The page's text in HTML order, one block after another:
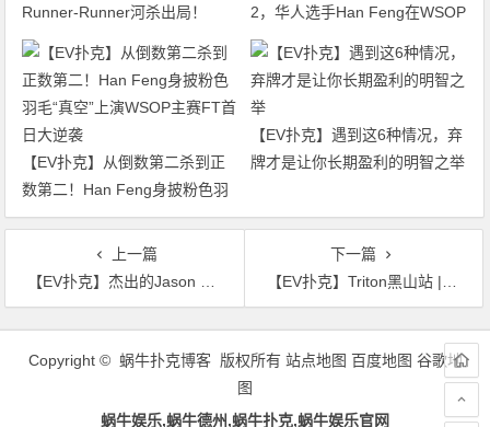
Runner-Runner河杀出局！
WSOP主赛迎来最终对决
2，华人选手Han Feng在WSOP
主赛FT逆袭成功
【EV扑克】从倒数第二杀到正
数第二！Han Feng身披粉色羽
毛“真空”上演WSOP主赛FT首日
【EV扑克】遇到这6种情况，弃
牌才是让你长期盈利的明智之举
上一篇
【EV扑克】杰出的Jason Koon在与导师Ben Tollerene的单挑对决中胜出，收获个人第11冠！【TRITON官方】
下一篇
【EV扑克】Triton黑山站 | 泰国第一Punnat Punsri获首场PLO赛事冠军，职业生涯总奖金2450w刀
文
Copyright © 蜗牛扑克博客 版权所有 站点地图 百度地图 谷歌地
图
蜗牛娱乐,蜗牛德州,蜗牛扑克,蜗牛娱乐官网